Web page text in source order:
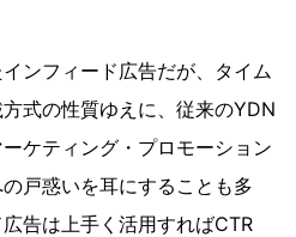
ンフィード広告だが、タイム
式の性質ゆえに、従来のYDN
ケティング・プロモーション
戸惑いを耳にすることも多
告は上手く活用すればCTR